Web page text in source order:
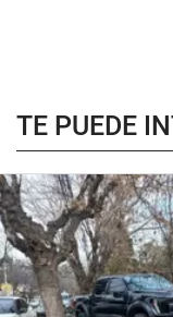
TE PUEDE